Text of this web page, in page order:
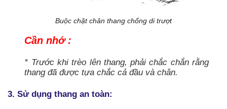
Buộc chặt chân thang chống di trượt
Cần nhớ :
* Trước khi trèo lên thang, phải chắc chắn rằng
thang đã được tựa chắc cả đầu và chân.
3. Sử dụng thang an toàn: